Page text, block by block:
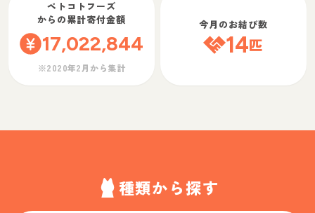
ペトコトフーズ
からの累計寄付金額
17,022,844
※2020年2月から集計
今月のお結び数
14匹
種類から探す